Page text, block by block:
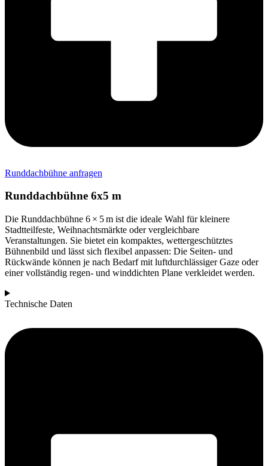
Runddachbühne anfragen
Runddachbühne 6x5 m
Die Runddachbühne 6 × 5 m ist die ideale Wahl für kleinere
Stadtteilfeste, Weihnachtsmärkte oder vergleichbare
Veranstaltungen. Sie bietet ein kompaktes, wettergeschütztes
Bühnenbild und lässt sich flexibel anpassen: Die Seiten- und
Rückwände können je nach Bedarf mit luftdurchlässiger Gaze oder
einer vollständig regen- und winddichten Plane verkleidet werden.
Technische Daten